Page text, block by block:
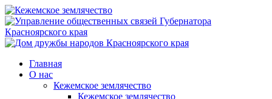
Главная
О нас
Кежемское землячество
Кежемское землячество